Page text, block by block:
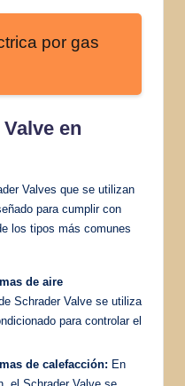
por gas
en
Valves que se utilizan
para cumplir con
los tipos más comunes
de aire
Schrader Valve se utiliza
para controlar el
de calefacción: En